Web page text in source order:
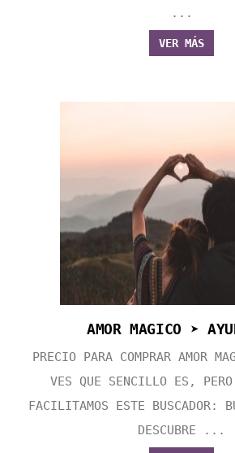
...
VER MÁS
AMOR MAGICO ➤
PRECIO PARA COMPRAR AMOR
VES QUE SENCILLO ES,
FACILITAMOS ESTE BUSCADOR:
DESCUBRE ...